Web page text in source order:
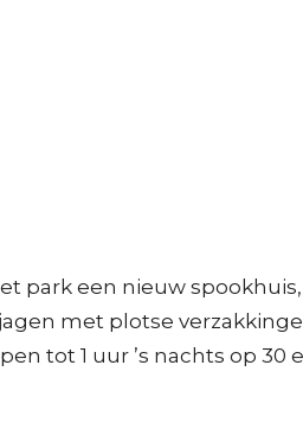
park een nieuw
met plotse
tot 1 uur ’s nachts op 30